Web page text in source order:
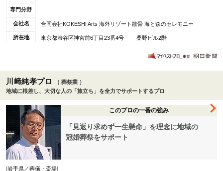
専門分野
会社名 合同会社KOKESHI Arts 海外リゾート散骨 海と森のセレモニー
所在地 東京都渋谷区神宮前6丁目23番4号 桑野ビル2階
川﨑純孝プロ
（ 葬祭業 ）
地域に根差し、大切な人の「旅立ち」を全力でサポートするプロ
このプロの一番の強み
「見返り求めず一生懸命」を理念に地域の
冠婚葬祭をサポート
[岩手県／葬儀・斎場]